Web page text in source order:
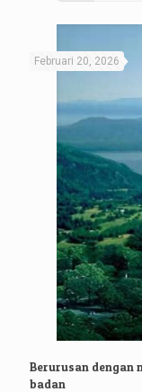
Februari 20, 2026
Berurusan dengan
badan